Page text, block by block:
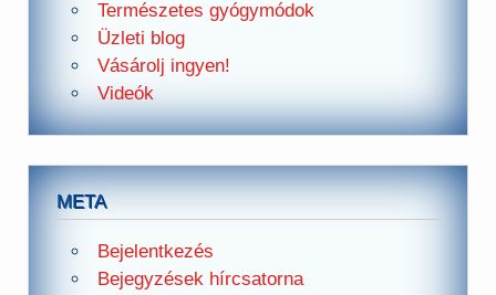
Természetes gyógymódok
Üzleti blog
Vásárolj ingyen!
Videók
META
Bejelentkezés
Bejegyzések hírcsatorna